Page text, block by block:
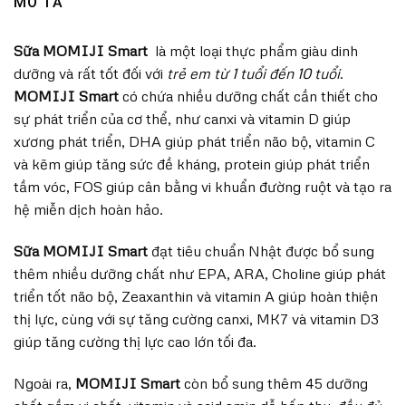
Sữa MOMIJI Smart là một loại thực phẩm giàu dinh
dưỡng và rất tốt đối với trẻ em từ 1 tuổi đến 10 tuổi.
MOMIJI Smart có chứa nhiều dưỡng chất cần thiết cho
sự phát triển của cơ thể, như canxi và vitamin D giúp
xương phát triển, DHA giúp phát triển não bộ, vitamin C
và kẽm giúp tăng sức đề kháng, protein giúp phát triển
tầm vóc, FOS giúp cân bằng vi khuẩn đường ruột và tạo ra
hệ miễn dịch hoàn hảo.
Sữa MOMIJI Smart đạt tiêu chuẩn Nhật được bổ sung
thêm nhiều dưỡng chất như EPA, ARA, Choline giúp phát
triển tốt não bộ, Zeaxanthin và vitamin A giúp hoàn thiện
thị lực, cùng với sự tăng cường canxi, MK7 và vitamin D3
giúp tăng cường thị lực cao lớn tối đa.
Ngoài ra, MOMIJI Smart còn bổ sung thêm 45 dưỡng